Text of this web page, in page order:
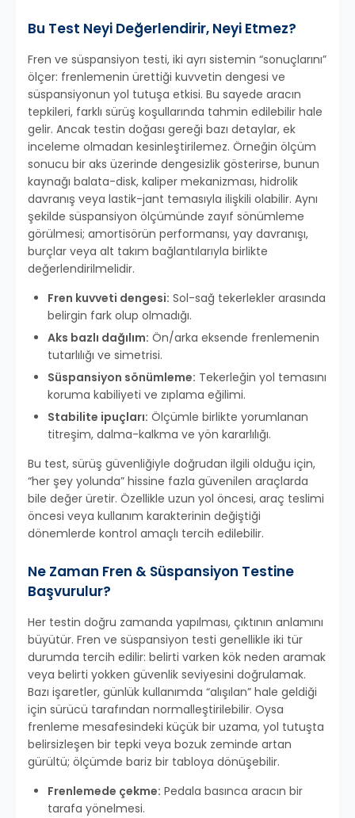
Bu Test Neyi Değerlendirir, Neyi Etmez?
Fren ve süspansiyon testi, iki ayrı sistemin “sonuçlarını”
ölçer: frenlemenin ürettiği kuvvetin dengesi ve
süspansiyonun yol tutuşa etkisi. Bu sayede aracın
tepkileri, farklı sürüş koşullarında tahmin edilebilir hale
gelir. Ancak testin doğası gereği bazı detaylar, ek
inceleme olmadan kesinleştirilemez. Örneğin ölçüm
sonucu bir aks üzerinde dengesizlik gösterirse, bunun
kaynağı balata-disk, kaliper mekanizması, hidrolik
davranış veya lastik-jant temasıyla ilişkili olabilir. Aynı
şekilde süspansiyon ölçümünde zayıf sönümleme
görülmesi; amortisörün performansı, yay davranışı,
burçlar veya alt takım bağlantılarıyla birlikte
değerlendirilmelidir.
Fren kuvveti dengesi: Sol-sağ tekerlekler arasında
belirgin fark olup olmadığı.
Aks bazlı dağılım: Ön/arka eksende frenlemenin
tutarlılığı ve simetrisi.
Süspansiyon sönümleme: Tekerleğin yol temasını
koruma kabiliyeti ve zıplama eğilimi.
Stabilite ipuçları: Ölçümle birlikte yorumlanan
titreşim, dalma-kalkma ve yön kararlılığı.
Bu test, sürüş güvenliğiyle doğrudan ilgili olduğu için,
“her şey yolunda” hissine fazla güvenilen araçlarda
bile değer üretir. Özellikle uzun yol öncesi, araç teslimi
öncesi veya kullanım karakterinin değiştiği
dönemlerde kontrol amaçlı tercih edilebilir.
Ne Zaman Fren & Süspansiyon Testine
Başvurulur?
Her testin doğru zamanda yapılması, çıktının anlamını
büyütür. Fren ve süspansiyon testi genellikle iki tür
durumda tercih edilir: belirti varken kök neden aramak
veya belirti yokken güvenlik seviyesini doğrulamak.
Bazı işaretler, günlük kullanımda “alışılan” hale geldiği
için sürücü tarafından normalleştirilebilir. Oysa
frenleme mesafesindeki küçük bir uzama, yol tutuşta
belirsizleşen bir tepki veya bozuk zeminde artan
gürültü; ölçümde bariz bir tabloya dönüşebilir.
Frenlemede çekme: Pedala basınca aracın bir
tarafa yönelmesi.